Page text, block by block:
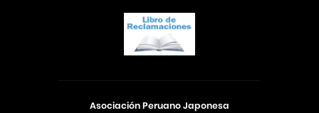
Asociación Peruano Japonesa